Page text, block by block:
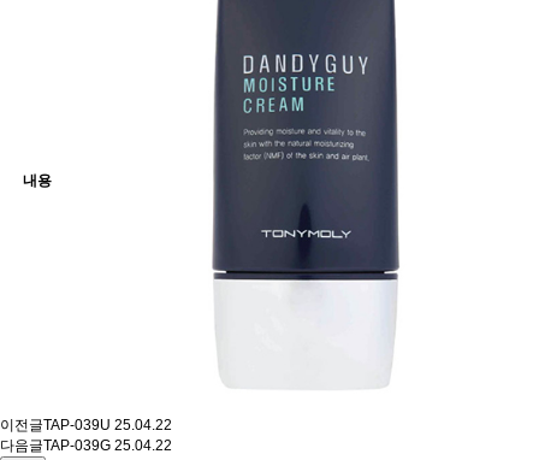
내용
이전글TAP-039U 25.04.22
다음글TAP-039G 25.04.22